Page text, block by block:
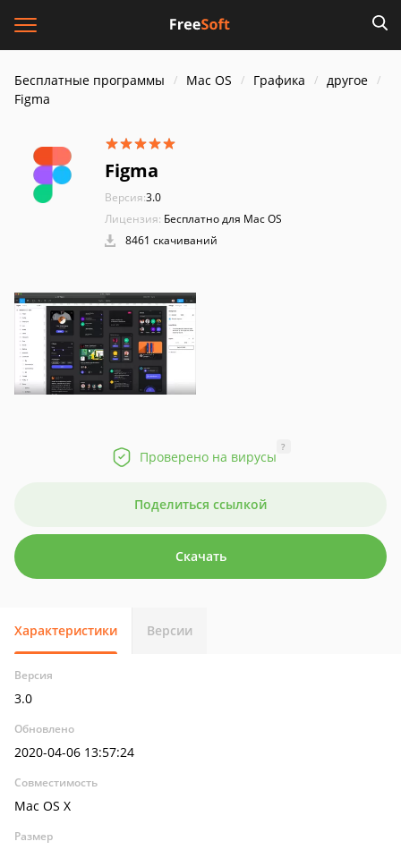
Бесплатные программы Mac OS Графика
другое
Figma
Figma
Версия:3.0
Лицензия: Бесплатно для Mac OS
8461 скачиваний
Проверено на вирусы
?
Поделиться ссылкой
Скачать
Характеристики Версии
Версия
3.0
Обновлено
2020-04-06 13:57:24
Совместимость
Mac OS X
Размер